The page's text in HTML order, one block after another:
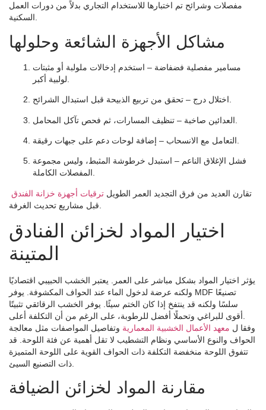
مفصلات وشرائح تم اختبارها للاستخدام التجاري بدلاً من دورات العمل
السكنية.
مشاكل الأجهزة الشائعة وحلولها
مسامير مفصلية فضفاضة – استخدم إدخالات ملولبة أو مثبتات
اختلال درج
العدائين صاخبة
التعامل مع الانسحاب
فشل الإغلاق الناعم – استبدل خرطوشة المثبط، وليس مجموعة
المفصلات الكاملة.
تقارن العديد من فرق التجديد العمر الطويل ترقيات أجهزة خزانة الفندق
اختيار المواد لخزائن الفنادق
المتينة
يؤثر اختيار المواد بشكل مباشر على العمر. يعتبر الخشب الحبيبي اقتصاديًا
ولكنه عرضة لدخول الماء عند الحواف المكشوفة. يوفر MDF تصنيعًا
سلسًا ولكنه قد ينتفخ إذا كان الختم سيئًا. يوفر الخشب الرقائقي تثبيتًا
وفقا ل معهد الأعمال الخشبية المعمارية وتفاصيل المواصفات مثل معالجة
الحواف والنوع الأساسي ونظام التشطيب لا تقل أهمية عن فئة اللوحة. قد
تتفوق اللوحة منخفضة التكلفة ذات الحواف القوية على اللوحة المتميزة
مقارنة المواد لخزائن الضيافة